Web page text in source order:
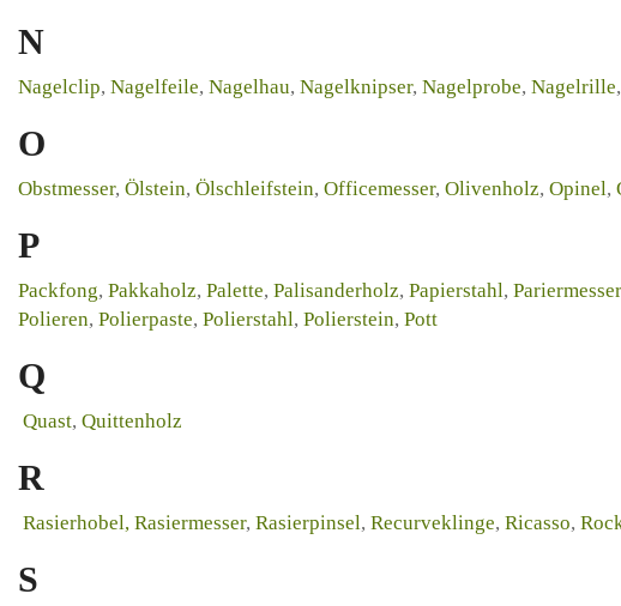
N
Nagelclip, Nagelfeile, Nagelhau, Nagelknipser, Nagelprobe, Nagelrille,
O
Obstmesser, Ölstein, Ölschleifstein, Officemesser, Olivenholz, Opinel,
P
Packfong, Pakkaholz, Palette, Palisanderholz, Papierstahl, Pariermesser
Polieren, Polierpaste, Polierstahl, Polierstein, Pott
Q
Quast, Quittenholz
R
Rasierhobel, Rasiermesser, Rasierpinsel, Recurveklinge, Ricasso,
S